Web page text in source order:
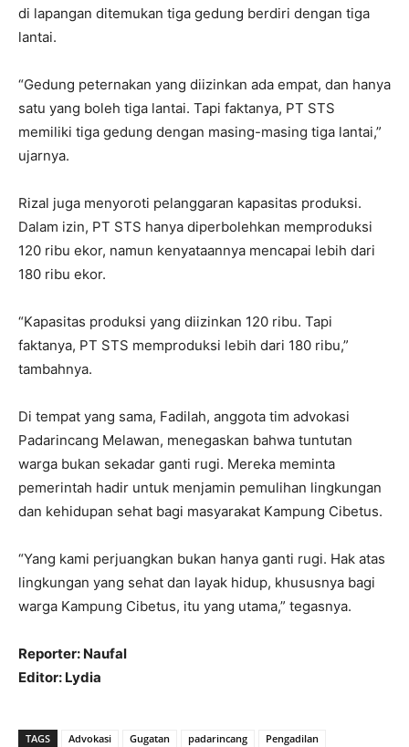
di lapangan ditemukan tiga gedung berdiri dengan tiga
lantai.
“Gedung peternakan yang diizinkan ada empat, dan hanya
satu yang boleh tiga lantai. Tapi faktanya, PT STS
memiliki tiga gedung dengan masing-masing tiga lantai,”
ujarnya.
Rizal juga menyoroti pelanggaran kapasitas produksi.
Dalam izin, PT STS hanya diperbolehkan memproduksi
120 ribu ekor, namun kenyataannya mencapai lebih dari
180 ribu ekor.
“Kapasitas produksi yang diizinkan 120 ribu. Tapi
faktanya, PT STS memproduksi lebih dari 180 ribu,”
tambahnya.
Di tempat yang sama, Fadilah, anggota tim advokasi
Padarincang Melawan, menegaskan bahwa tuntutan
warga bukan sekadar ganti rugi. Mereka meminta
pemerintah hadir untuk menjamin pemulihan lingkungan
dan kehidupan sehat bagi masyarakat Kampung Cibetus.
“Yang kami perjuangkan bukan hanya ganti rugi. Hak atas
lingkungan yang sehat dan layak hidup, khususnya bagi
warga Kampung Cibetus, itu yang utama,” tegasnya.
Reporter: Naufal
Editor: Lydia
TAGS Advokasi Gugatan padarincang
Pengadilan